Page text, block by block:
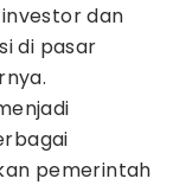
dan
di pasar
pemerintah